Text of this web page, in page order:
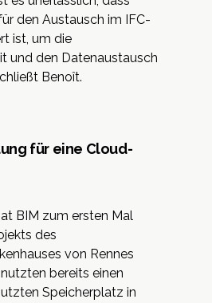
den Austausch im IFC-
ist, um die
und den Datenaustausch
Benoît.
für eine Cloud-
BIM zum ersten Mal
des
von Rennes
bereits einen
Speicherplatz in